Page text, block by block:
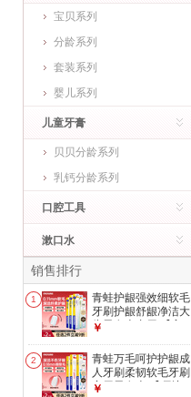
宝贝系列
分龄系列
套装系列
婴儿系列
儿童牙膏
贝贝分龄系列
乳钙分龄系列
口腔工具
漱口水
销售排行
1
青蛙护龈强效细软毛
牙刷护龈舒龈净洁大
头男女士专用 【高
毛牙刷 5支 颜色随
机发
￥
2
青蛙万毛呵护护龈成
人牙刷柔韧软毛牙刷
家用男女士 【呵护
￥